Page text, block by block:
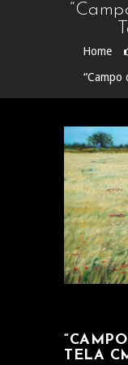
Home
“Campo
TELA